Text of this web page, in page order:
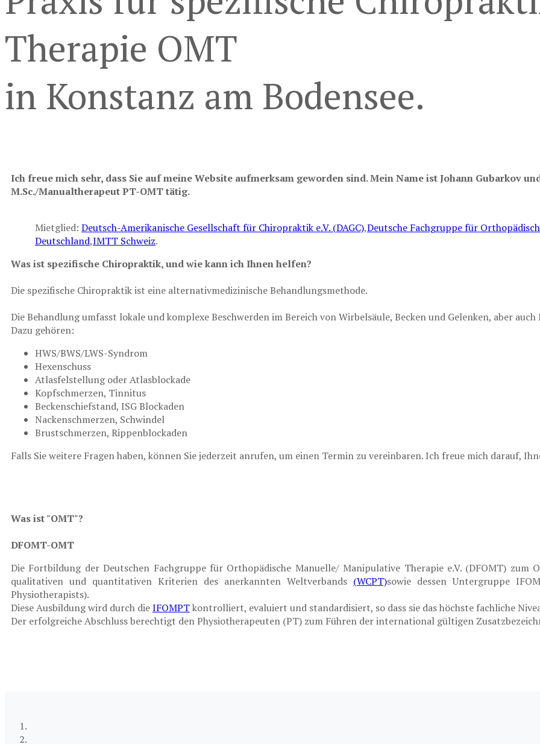
Therapie OMT
in Konstanz am Bodensee.
Ich freue mich sehr, dass Sie auf meine Website aufmerksam geworden sind. Mein Name ist Johann Gubarkov
M.Sc./Manualtherapeut PT-OMT tätig.
Mietglied: Deutsch-Amerikanische Gesellschaft für Chiropraktik e.V. (DAGC),Deutsche Fachgruppe für
Deutschland,IMTT Schweiz.
Was ist spezifische Chiropraktik, und wie kann ich Ihnen helfen?
Die spezifische Chiropraktik ist eine alternativmedizinische Behandlungsmethode.
Die Behandlung umfasst lokale und komplexe Beschwerden im Bereich von Wirbelsäule, Becken und Gelenken, aber
Dazu gehören:
HWS/BWS/LWS-Syndrom
Hexenschuss
Atlasfelstellung oder Atlasblockade
Kopfschmerzen, Tinnitus
Beckenschiefstand, ISG Blockaden
Nackenschmerzen, Schwindel
Brustschmerzen, Rippenblockaden
Falls Sie weitere Fragen haben, können Sie jederzeit anrufen, um einen Termin zu vereinbaren. Ich freue mich darauf,
Was ist "OMT"?
DFOMT-OMT
Die Fortbildung der Deutschen Fachgruppe für Orthopädische Manuelle/ Manipulative Therapie e.V. (DFOMT)
qualitativen und quantitativen Kriterien des anerkannten Weltverbands (WCPT)sowie dessen Untergruppe
Physiotherapists).
Diese Ausbildung wird durch dieIFOMPTkontrolliert, evaluiert und standardisiert, so dass sie das höchste fachliche
Der erfolgreiche Abschluss berechtigt den Physiotherapeuten (PT) zum Führen der international gültigen